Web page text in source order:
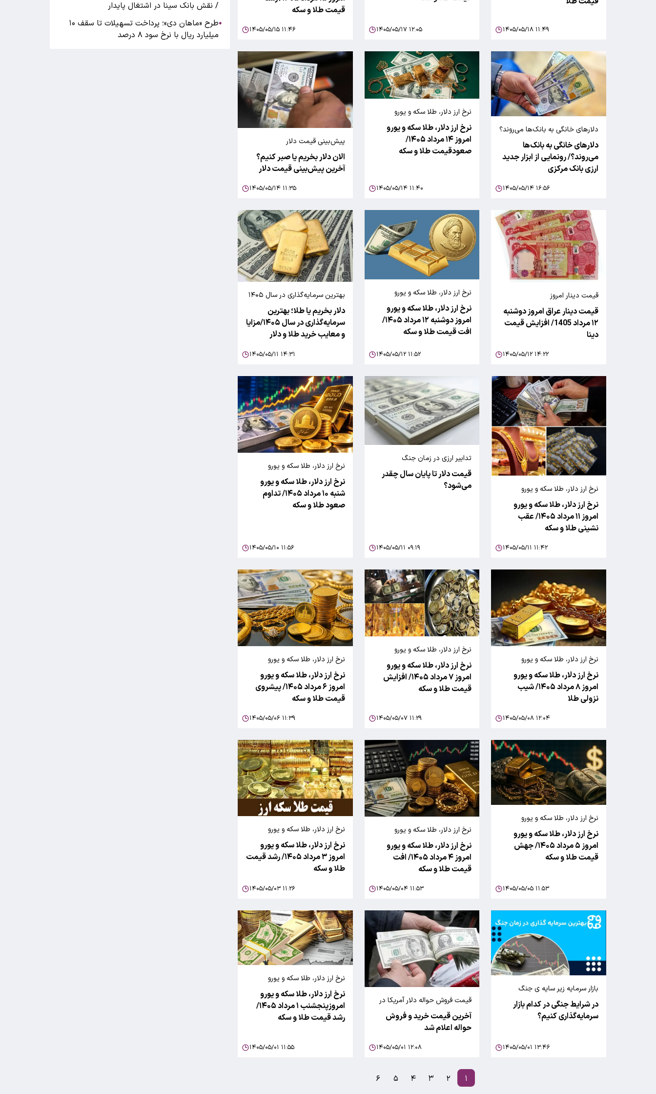
۱۴۰۵/۰۵/۱۸ ۱۱:۴۹ ۱۴۰۵/۰۵/۱۷ ۱۲:۰۵
قیمت طلا و سکه
۱۴۰۵/۰۵/۱۵ ۱۱:۴۶
دلارهای خانگی به بانک‌ها می‌روند؟
دلارهای خانگی به بانک‌ها
می‌روند؟/ رونمایی از ابزار جدید
ارزی بانک مرکزی
۱۴۰۵/۰۵/۱۴ ۱۶:۵۶
نرخ ارز دلار، طلا سکه و یورو
نرخ ارز دلار، طلا سکه و یورو
امروز ۱۴ مرداد ۱۴۰۵/
صعودقیمت طلا و سکه
۱۴۰۵/۰۵/۱۴ ۱۱:۴۰
پیش‌بینی قیمت دلار
الان دلار بخریم یا صبر کنیم؟
آخرین پیش‌بینی قیمت دلار
۱۴۰۵/۰۵/۱۴ ۱۱:۳۵
قیمت دینار امروز
قیمت دینار عراق امروز دوشنبه
۱۲ مرداد 1405/ افزایش قیمت
دینا
۱۴۰۵/۰۵/۱۲ ۱۴:۲۲
نرخ ارز دلار، طلا سکه و یورو
نرخ ارز دلار، طلا سکه و یورو
امروز دوشنبه ۱۲ مرداد ۱۴۰۵/
افت قیمت طلا و سکه
۱۴۰۵/۰۵/۱۲ ۱۱:۵۲
بهترین سرمایه‌گذاری در سال ۱۴۰۵
دلار بخریم یا طلا؛ بهترین
سرمایه‌گذاری در سال ۱۴۰۵/مزایا
و معایب خرید طلا و دلار
۱۴۰۵/۰۵/۱۱ ۱۴:۳۱
نرخ ارز دلار، طلا سکه و یورو
نرخ ارز دلار، طلا سکه و یورو
امروز ۱۱ مرداد ۱۴۰۵/ عقب
نشینی طلا و سکه
۱۴۰۵/۰۵/۱۱ ۱۱:۴۲
تدابیر ارزی در زمان جنگ
قیمت دلار تا پایان سال چقدر
می‌شود؟
۱۴۰۵/۰۵/۱۱ ۰۹:۱۹
نرخ ارز دلار، طلا سکه و یورو
نرخ ارز دلار، طلا سکه و یورو
شنبه ۱۰ مرداد ۱۴۰۵/ تداوم
صعود‌ طلا و سکه
۱۴۰۵/۰۵/۱۰ ۱۱:۵۶
نرخ ارز دلار، طلا سکه و یورو
نرخ ارز دلار، طلا سکه و یورو
امروز ۸ مرداد ۱۴۰۵/ شیب
نزولی طلا
۱۴۰۵/۰۵/۰۸ ۱۲:۰۴
نرخ ارز دلار، طلا سکه و یورو
نرخ ارز دلار، طلا سکه و یورو
امروز ۷ مرداد ۱۴۰۵/ افزایش
قیمت طلا و سکه
۱۴۰۵/۰۵/۰۷ ۱۱:۲۹
نرخ ارز دلار، طلا سکه و یورو
نرخ ارز دلار، طلا سکه و یورو
امروز ۶ مرداد ۱۴۰۵/ پیشروی
قیمت طلا و سکه
۱۴۰۵/۰۵/۰۶ ۱۱:۳۹
نرخ ارز دلار، طلا سکه و یورو
نرخ ارز دلار، طلا سکه و یورو
امروز ۵ مرداد ۱۴۰۵/ جهش
قیمت طلا و سکه
۱۴۰۵/۰۵/۰۵ ۱۱:۵۳
نرخ ارز دلار، طلا سکه و یورو
نرخ ارز دلار، طلا سکه و یورو
امروز ۴ مرداد ۱۴۰۵/ افت
قیمت طلا و سکه
۱۴۰۵/۰۵/۰۴ ۱۱:۵۳
نرخ ارز دلار، طلا سکه و یورو
نرخ ارز دلار، طلا سکه و یورو
امروز ۳ مرداد ۱۴۰۵/ رشد قیمت
طلا و سکه
۱۴۰۵/۰۵/۰۳ ۱۱:۲۶
بازار سرمایه زیر سایه ی جنگ
در شرایط جنگی در کدام بازار
سرمایه‌گذاری کنیم؟
۱۴۰۵/۰۵/۰۱ ۱۳:۴۶
قیمت فروش حواله دلار آمریکا در
مرکز مبادله ارز و طلای ایران
آخرین قیمت خرید و فروش
حواله اعلام شد
۱۴۰۵/۰۵/۰۱ ۱۲:۰۸
نرخ ارز دلار، طلا سکه و یورو
نرخ ارز دلار، طلا سکه و یورو
امروزپنجشنب ۱ مرداد ۱۴۰۵/
رشد قیمت طلا و سکه
۱۴۰۵/۰۵/۰۱ ۱۱:۵۵
۱ ۲ ۳ ۴ ۵ ۶
/ نقش بانک سینا در اشتغال پایدار
●
طرح «ماهان دی»؛ پرداخت تسهیلات تا سقف ۱۰
میلیارد ریال با نرخ سود ۸ درصد